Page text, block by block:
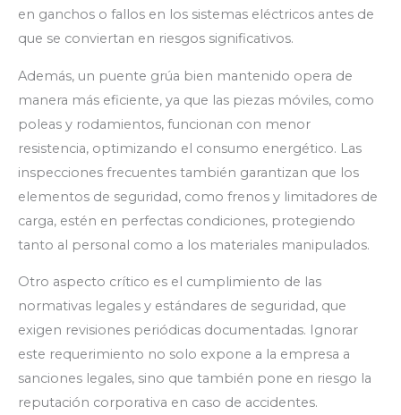
en ganchos o fallos en los sistemas eléctricos antes de
que se conviertan en riesgos significativos.
Además, un puente grúa bien mantenido opera de
manera más eficiente, ya que las piezas móviles, como
poleas y rodamientos, funcionan con menor
resistencia, optimizando el consumo energético. Las
inspecciones frecuentes también garantizan que los
elementos de seguridad, como frenos y limitadores de
carga, estén en perfectas condiciones, protegiendo
tanto al personal como a los materiales manipulados.
Otro aspecto crítico es el cumplimiento de las
normativas legales y estándares de seguridad, que
exigen revisiones periódicas documentadas. Ignorar
este requerimiento no solo expone a la empresa a
sanciones legales, sino que también pone en riesgo la
reputación corporativa en caso de accidentes.